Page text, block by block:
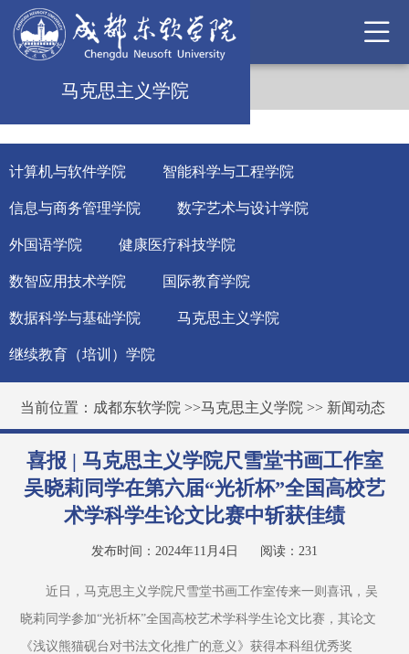
马克思主义学院
计算机与软件学院 智能科学与工程学院
信息与商务管理学院 数字艺术与设计学院
外国语学院 健康医疗科技学院
数智应用技术学院 国际教育学院
数据科学与基础学院 马克思主义学院
继续教育（培训）学院
当前位置： 成都东软学院 >>马克思主义学院 >> 新闻动态
喜报 | 马克思主义学院尺雪堂书画工作室
吴晓莉同学在第六届“光祈杯”全国高校艺
术学科学生论文比赛中斩获佳绩
发布时间：2024年11月4日 阅读： 231
近日，马克思主义学院尺雪堂书画工作室传来一则喜讯，吴
晓莉同学参加“光祈杯”全国高校艺术学科学生论文比赛，其论文
《浅议熊猫砚台对书法文化推广的意义》获得本科组优秀奖